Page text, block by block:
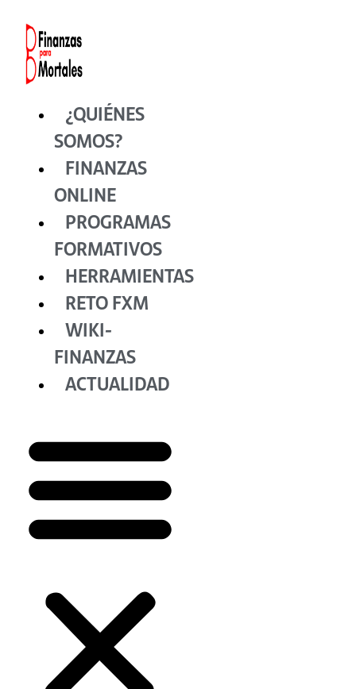
contenido
¿QUIÉNES
SOMOS?
FINANZAS
ONLINE
PROGRAMAS
FORMATIVOS
HERRAMIENTAS
RETO FXM
WIKI-
FINANZAS
ACTUALIDAD